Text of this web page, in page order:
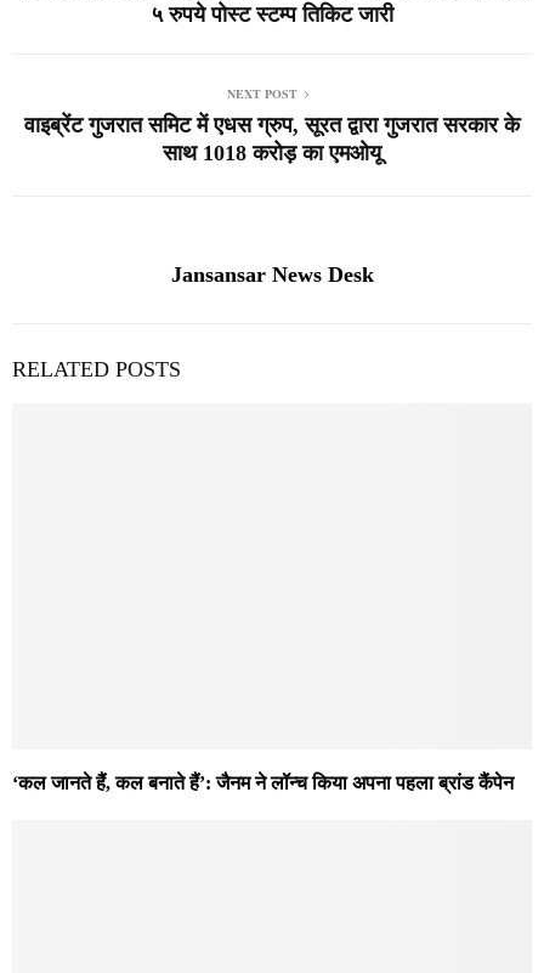
५ रुपये पोस्ट स्टम्प तिकिट जारी
NEXT POST
वाइब्रेंट गुजरात समिट में एधस ग्रुप, सूरत द्वारा गुजरात सरकार के
साथ 1018 करोड़ का एमओयू
Jansansar News Desk
RELATED POSTS
‘कल जानते हैं, कल बनाते हैं’: जैनम ने लॉन्च किया अपना पहला ब्रांड कैंपेन